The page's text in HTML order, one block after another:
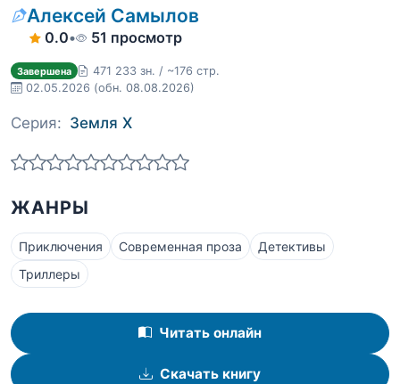
Алексей Самылов
0.0• 51 просмотр
Завершена
471 233 зн. / ~176 стр.
02.05.2026 (обн. 08.08.2026)
Серия: Земля Х
ЖАНРЫ
Приключения Современная проза
Детективы
Триллеры
Читать онлайн
Скачать книгу